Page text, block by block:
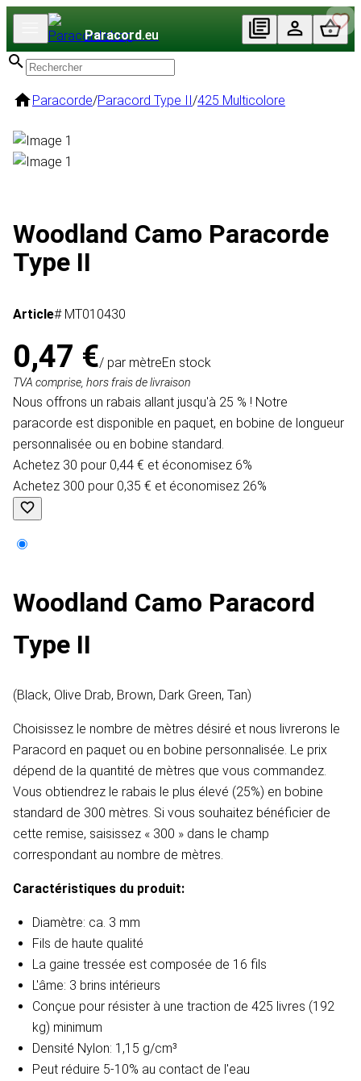
Paracord.eu
Paracorde/Paracord Type II/425 Multicolore
Woodland Camo Paracorde
Type II
Article# MT010430
0,47 €/ par mètreEn stock
TVA comprise, hors frais de livraison
Nous offrons un rabais allant jusqu'à 25 % ! Notre
paracorde est disponible en paquet, en bobine de longueur
personnalisée ou en bobine standard.
Achetez 30 pour 0,44 € et économisez 6%
Achetez 300 pour 0,35 € et économisez 26%
Woodland Camo Paracord
Type II
(Black, Olive Drab, Brown, Dark Green, Tan)
Choisissez le nombre de mètres désiré et nous livrerons le
Paracord en paquet ou en bobine personnalisée. Le prix
dépend de la quantité de mètres que vous commandez.
Vous obtiendrez le rabais le plus élevé (25%) en bobine
standard de 300 mètres. Si vous souhaitez bénéficier de
cette remise, saisissez « 300 » dans le champ
correspondant au nombre de mètres.
Caractéristiques du produit:
Diamètre: ca. 3 mm
Fils de haute qualité
La gaine tressée est composée de 16 fils
L'âme: 3 brins intérieurs
Conçue pour résister à une traction de 425 livres (192
kg) minimum
Densité Nylon: 1,15 g/cm³
Peut réduire 5-10% au contact de l'eau​